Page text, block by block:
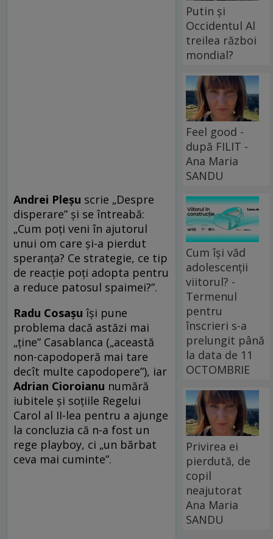
Andrei Pleşu scrie „Despre
disperare” şi se întreabă:
„Cum poţi veni în ajutorul
unui om care şi-a pierdut
speranţa? Ce strategie, ce tip
de reacţie poţi adopta pentru
a reduce patosul spaimei?”.
Radu Cosaşu îşi pune
problema dacă astăzi mai
„ţine” Casablanca („această
non-capodoperă mai tare
decît multe capodopere”), iar
Adrian Cioroianu numără
iubitele şi soţiile Regelui
Carol al II-lea pentru a ajunge
la concluzia că n-a fost un
rege playboy, ci „un bărbat
ceva mai cuminte”.
Putin și
Occidentul Al
treilea război
mondial?
Feel good -
după FILIT -
Ana Maria
SANDU
Cum își văd
adolescenții
viitorul? -
Termenul
pentru
înscrieri s-a
prelungit până
la data de 11
OCTOMBRIE
Privirea ei
pierdută, de
copil
neajutorat
Ana Maria
SANDU